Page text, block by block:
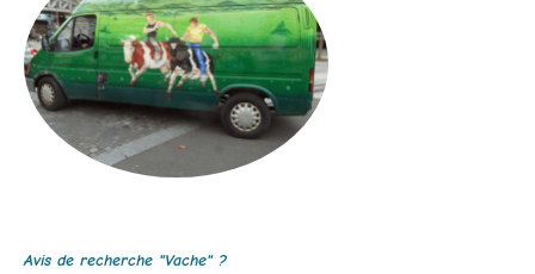
Avis de recherche "Vache" ?